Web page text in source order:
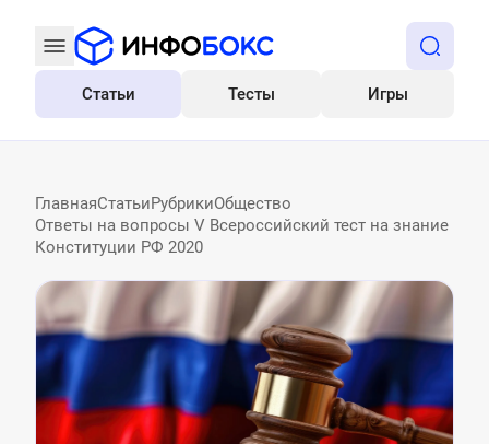
Все
Статьи Тесты Игры
ГлавнаяСтатьиРубрикиОбщество
Ответы на вопросы V Всероссийский тест на знание
Конституции РФ 2020